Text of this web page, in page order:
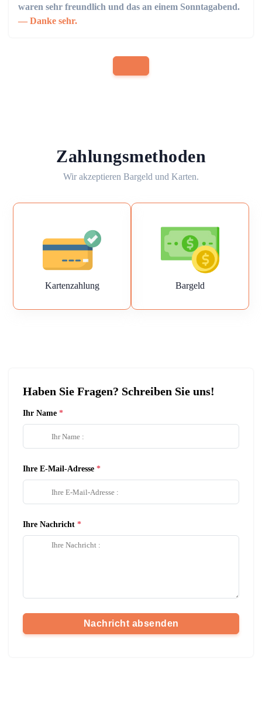
waren sehr freundlich und das an einem Sonntagabend.
Danke sehr.
Zahlungsmethoden
Wir akzeptieren Bargeld und Karten.
Kartenzahlung Bargeld
Haben Sie Fragen? Schreiben Sie uns!
Ihr Name
Ihre E-Mail-Adresse
Ihre Nachricht
Nachricht absenden